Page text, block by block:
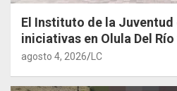
El Instituto de la
iniciativas en Olula Del
agosto 4, 2026 LC